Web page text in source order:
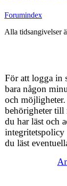
Forumindex
Alla tidsangivelser
För att logga in
bara någon
och
behörigheter till
du har läst och
integritetspolicy
du läst